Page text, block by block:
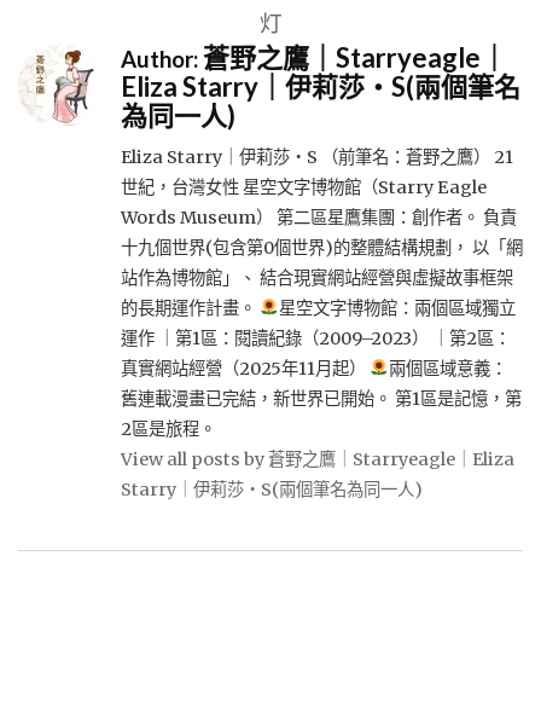
灯
Author:蒼野之鷹｜Starryeagle｜
Eliza Starry｜伊莉莎・S(兩個筆名
為同一人)
Eliza Starry｜伊莉莎・S （前筆名：蒼野之鷹） 21
世紀，台灣女性 星空文字博物館（Starry Eagle
Words Museum） 第二區星鷹集團：創作者。 負責
十九個世界(包含第0個世界)的整體結構規劃， 以「網
站作為博物館」、 結合現實網站經營與虛擬故事框架
的長期運作計畫。
星空文字博物館：兩個區域獨立
運作 ｜第1區：閱讀紀錄（2009–2023） ｜第2區：
真實網站經營（2025年11月起）
兩個區域意義：
舊連載漫畫已完結，新世界已開始。 第1區是記憶，第
2區是旅程。
View all posts by 蒼野之鷹｜Starryeagle｜Eliza
Starry｜伊莉莎・S(兩個筆名為同一人)